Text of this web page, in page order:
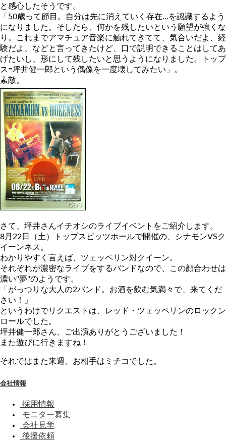
と感心したそうです。
「50歳って節目。自分は先に消えていく存在…を認識するよう
になりました。そしたら、何かを残したいという願望が強くな
り。これまでアマチュア音楽に触れてきてて、気合いだよ、経
験だよ、などと言ってきたけど、口で説明できることはしてあ
げたいし、形にして残したいと思うようになりました。トップ
ス=坪井健一郎という偶像を一度壊してみたい」。
素敵。
さて、坪井さんイチオシのライブイベントをご紹介します。
8月22日（土）トップスビッツホールで開催の、シナモンVSク
イーンネス。
わかりやすく言えば、ツェッペリン対クイーン。
それぞれが濃密なライブをするバンドなので、この顔合わせは
濃い"夢"のようです。
「がっつりな大人の2バンド。お酒を飲む気満々で、来てくだ
さい！」
というわけでリクエストは、レッド・ツェッペリンのロックン
ロールでした。
坪井健一郎さん、ご出演ありがとうございました！
また遊びに行きますね！
それではまた来週、お相手はミチコでした。
会社情報
採用情報
モニター募集
会社見学
後援依頼